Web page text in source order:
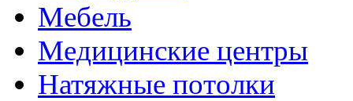
Мебель
Медицинские центры
Натяжные потолки